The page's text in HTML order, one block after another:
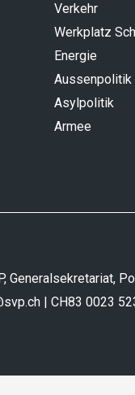
Verkehr
Werkplatz
Energie
Aussenpolitik
Asylpolitik
Armee
Generalsekretariat,
| CH83 0023